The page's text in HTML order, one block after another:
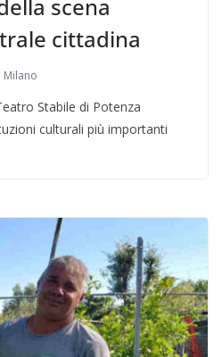
scena
cittadina
Milano
Stabile di Potenza
culturali più importanti